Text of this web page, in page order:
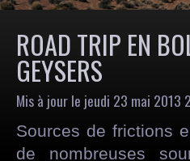
ROAD TRIP EN
GEYSERS
Mis à jour le jeudi 23 mai 2013
Sources de frictions
de nombreuses